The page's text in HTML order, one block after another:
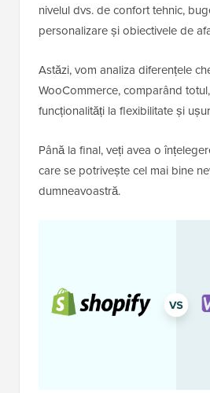
nivelul dvs. de confort tehnic,
personalizare și obiectivele de
Astăzi, vom analiza diferențele
WooCommerce, comparând
funcționalități la flexibilitate și
Până la final, veți avea o
care se potrivește cel mai bine
dumneavoastră.